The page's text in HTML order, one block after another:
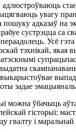
стан
увагу
пошуку адказаў на
сустрэцца са
Усё
тэхнікай, якая
задае
можна ўбачыць
гісторыі:
гвалту і